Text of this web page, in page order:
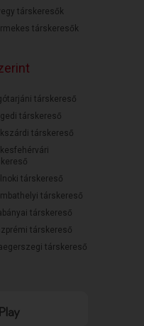
társkeresők
társkeresők
társkereső
társkereső
társkereső
társkereső
társkereső
társkereső
társkereső
társkereső